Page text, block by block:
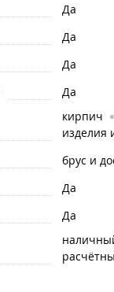
Да
Да
Да
Да
кирпич
изделия
брус и
Да
Да